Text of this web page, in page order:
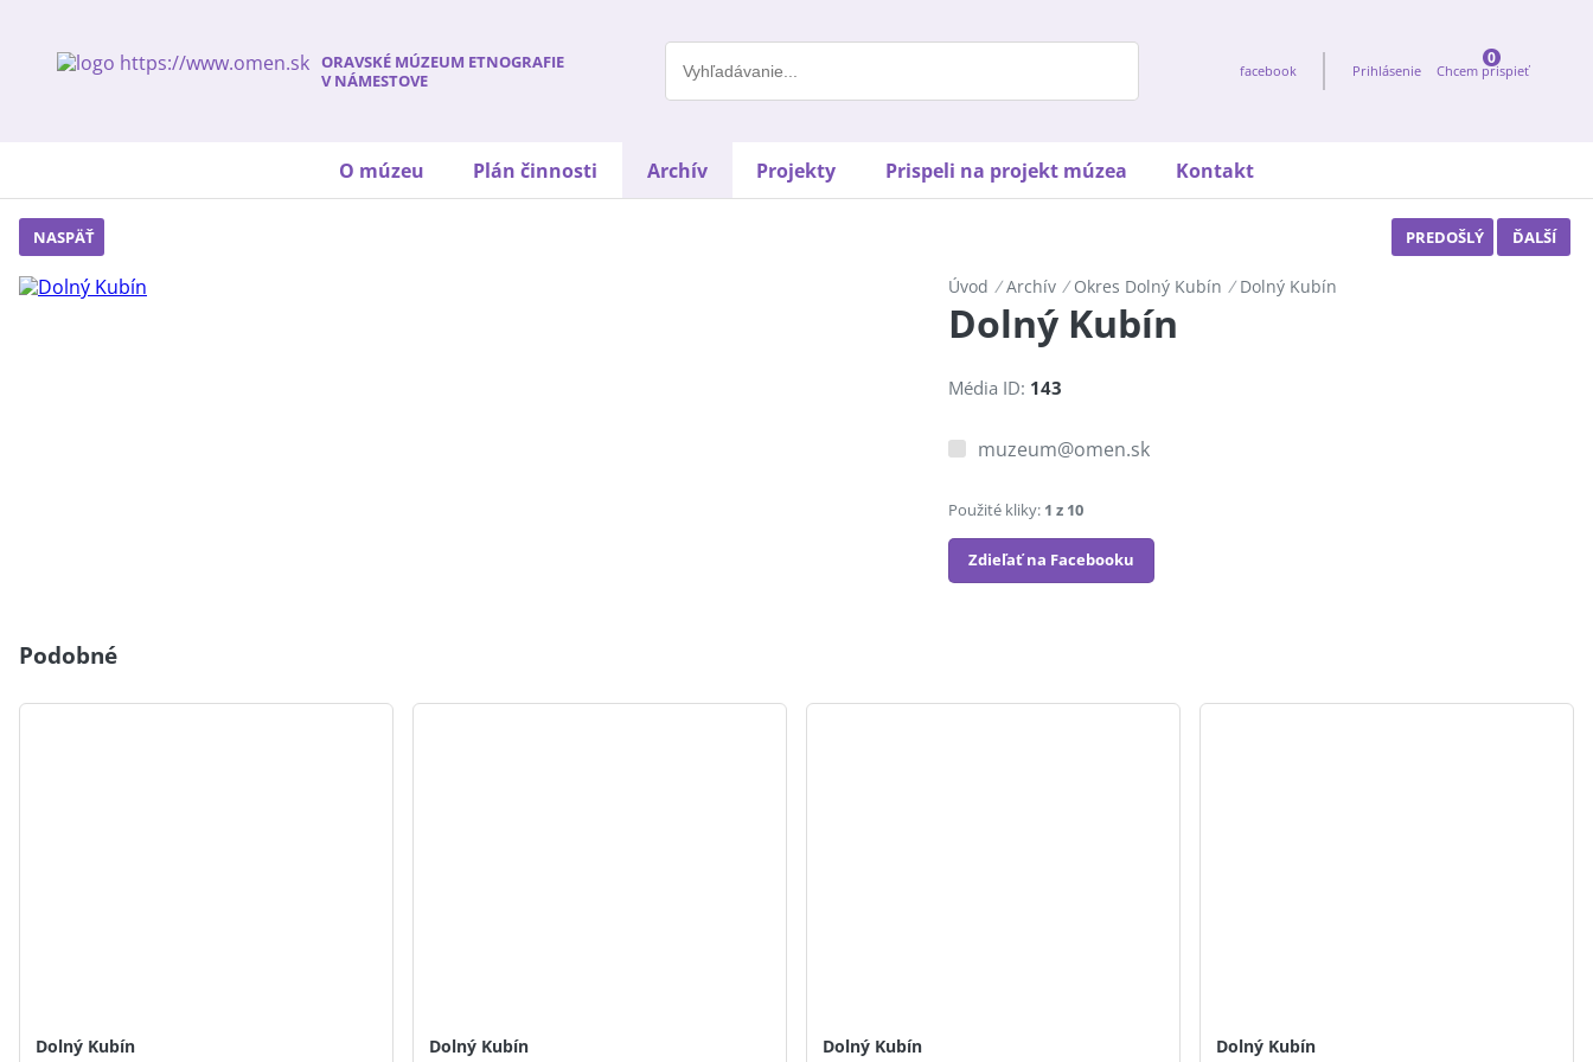
ORAVSKÉ MÚZEUM ETNOGRAFIE
V NÁMESTOVE
facebook Prihlásenie
0
Chcem prispieť
O múzeu Plán činnosti Archív Projekty Prispeli na projekt múzea Kontakt
NASPÄŤ PREDOŠLÝ ĎALŠÍ
Úvod / Archív / Okres Dolný Kubín / Dolný Kubín
Dolný Kubín
Média ID: 143
muzeum@omen.sk
Použité kliky: 1 z 10
Zdieľať na Facebooku
Podobné
Dolný Kubín Dolný Kubín Dolný Kubín Dolný Kubín